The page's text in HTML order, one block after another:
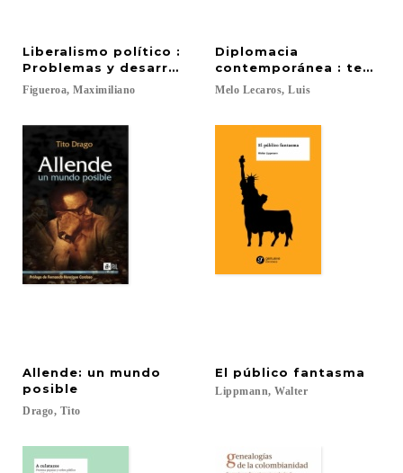
Liberalismo político :
Problemas y desarrollos contemporáneos
Figueroa, Maximiliano
Diplomacia
contemporánea : teoría
Melo Lecaros, Luis
Allende: un mundo
posible
Drago, Tito
El público fantasma
Lippmann, Walter